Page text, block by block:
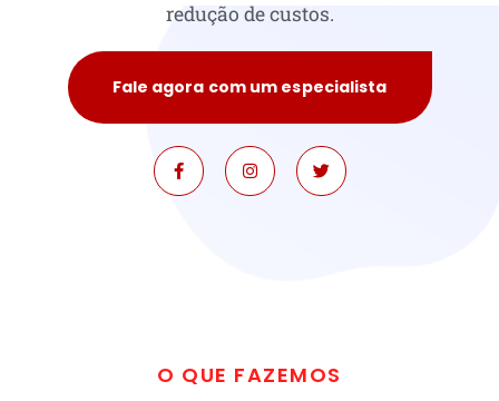
redução de custos.
Fale agora com um especialista
O QUE FAZEMOS